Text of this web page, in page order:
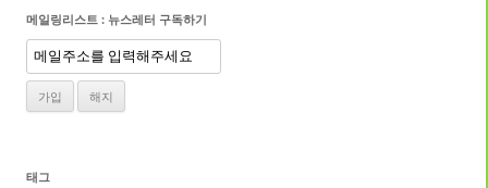
메일링리스트 : 뉴스레터 구독하기
태그